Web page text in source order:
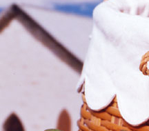
てな｜